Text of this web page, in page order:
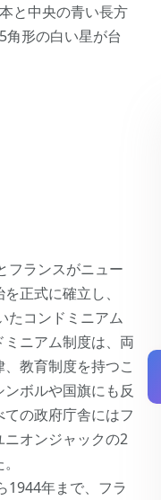
と中央の青い長方
角形の白い星が台
フランスがニュー
正式に確立し、
たコンドミニアム
ニアム制度は、両
教育制度を持つこ
ボルや国旗にも反
の政府庁舎にはフ
オンジャックの2
1944年まで、フラ